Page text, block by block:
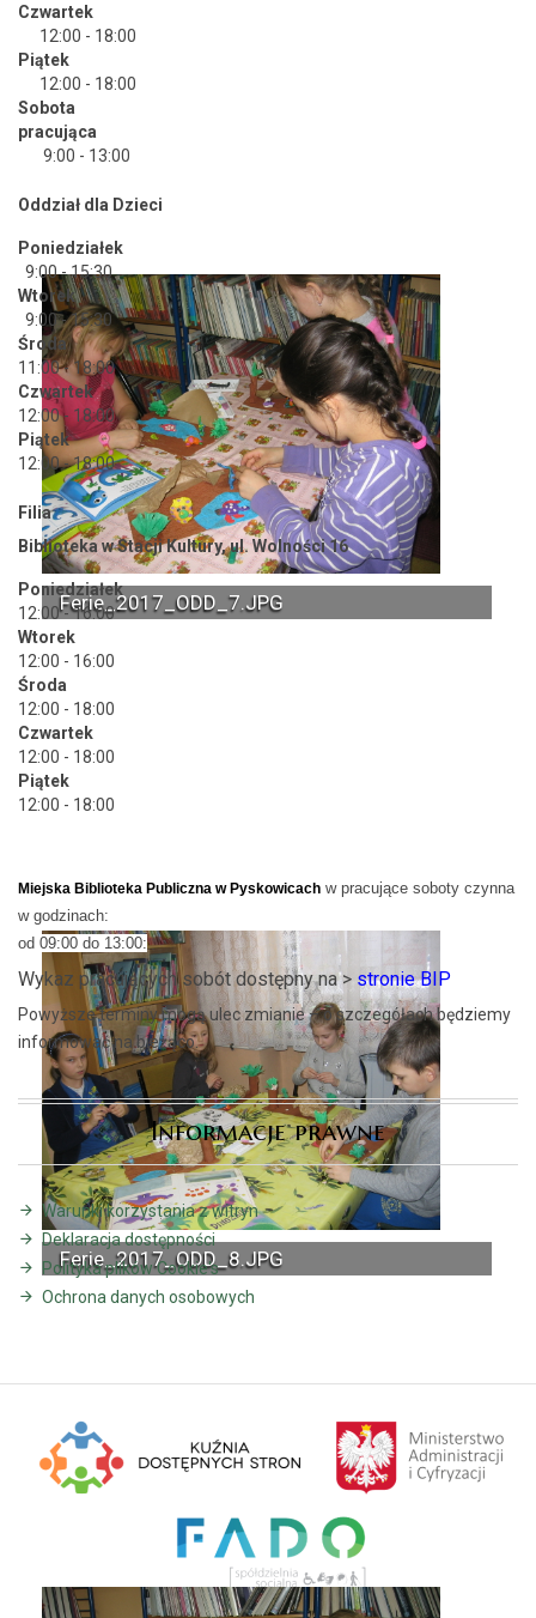
Ferie_2017_ODD_7.JPG
Ferie_2017_ODD_8.JPG
Czwartek
12:00 - 18:00
Piątek
12:00 - 18:00
Sobota
pracująca
9:00 - 13:00
Oddział dla Dzieci
Poniedziałek
9:00 - 15:30
Wtorek
9:00 - 15:30
Środa
11:00 - 18:00
Czwartek
12:00 - 18:00
Piątek
12:00 - 18:00
Filia
Biblioteka w Stacji Kultury, ul. Wolności 16
Poniedziałek
12:00 - 16:00
Wtorek
12:00 - 16:00
Środa
12:00 - 18:00
Czwartek
12:00 - 18:00
Piątek
12:00 - 18:00
Miejska Biblioteka Publiczna w Pyskowicach w pracujące soboty czynna
w godzinach:
od 09:00 do 13:00:
Wykaz pracujących sobót dostępny na > stronie BIP
Powyższe terminy mogą ulec zmianie – o szczegółach będziemy
informować na bieżąco.
Informacje prawne
Warunki korzystania z witryn
Deklaracja dostępności
Polityka plików Cookie's
Ochrona danych osobowych